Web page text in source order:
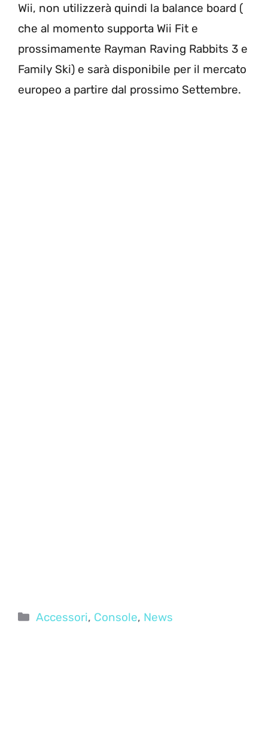
Wii, non utilizzerà quindi la balance board (
che al momento supporta Wii Fit e
prossimamente Rayman Raving Rabbits 3 e
Family Ski) e sarà disponibile per il mercato
europeo a partire dal prossimo Settembre.
Categorie
Accessori, Console, News